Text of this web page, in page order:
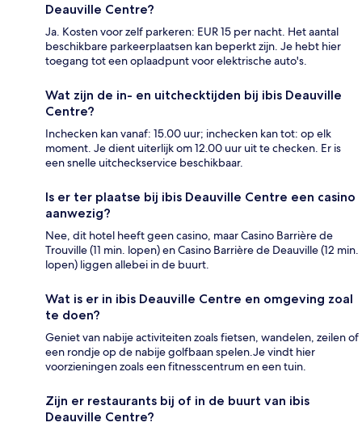
Deauville Centre?
Ja. Kosten voor zelf parkeren: EUR 15 per nacht. Het aantal
beschikbare parkeerplaatsen kan beperkt zijn. Je hebt hier
toegang tot een oplaadpunt voor elektrische auto's.
Wat zijn de in- en uitchecktijden bij ibis Deauville
Centre?
Inchecken kan vanaf: 15.00 uur; inchecken kan tot: op elk
moment. Je dient uiterlijk om 12.00 uur uit te checken. Er is
een snelle uitcheckservice beschikbaar.
Is er ter plaatse bij ibis Deauville Centre een casino
aanwezig?
Nee, dit hotel heeft geen casino, maar Casino Barrière de
Trouville (11 min. lopen) en Casino Barrière de Deauville (12 min.
lopen) liggen allebei in de buurt.
Wat is er in ibis Deauville Centre en omgeving zoal
te doen?
Geniet van nabije activiteiten zoals fietsen, wandelen, zeilen of
een rondje op de nabije golfbaan spelen.Je vindt hier
voorzieningen zoals een fitnesscentrum en een tuin.
Zijn er restaurants bij of in de buurt van ibis
Deauville Centre?